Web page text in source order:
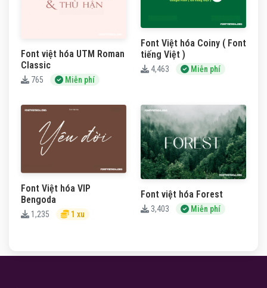
Font việt hóa UTM Roman
Classic
765 Miễn phí
Font Việt hóa Coiny ( Font
tiếng Việt )
4,463 Miễn phí
Font Việt hóa VIP
Bengoda
1,235 1 xu
Font việt hóa Forest
3,403 Miễn phí